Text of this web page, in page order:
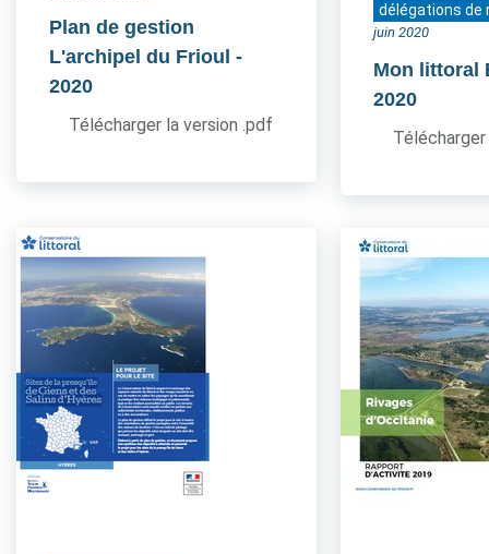
Plan de gestion
L'archipel du Frioul -
2020
Télécharger la version .pdf
délégations de
juin 2020
Mon littoral
2020